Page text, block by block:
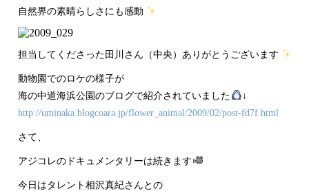
自然界の素晴らしさにも感動
担当してくださった田川さん（中央）ありがとうございます
動物園でのロケの様子が
海の中道海浜公園のブログで紹介されていました
↓
http://uminaka.blogcoara.jp/flower_animal/2009/02/post-fd7f.html
さて、
アジコレのドキュメンタリーは続きます
今日はタレント相沢真紀さんとの